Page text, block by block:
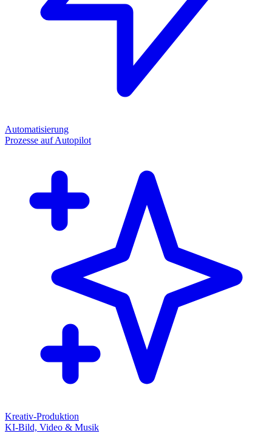
Automatisierung
Prozesse auf Autopilot
Kreativ-Produktion
KI-Bild, Video & Musik